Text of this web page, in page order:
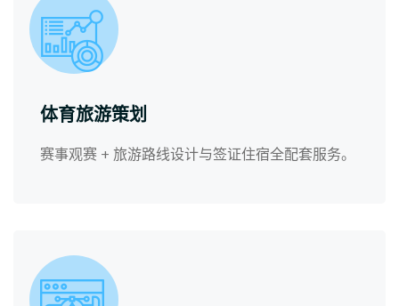
体育旅游策划
赛事观赛 + 旅游路线设计与签证住宿全配套服务。